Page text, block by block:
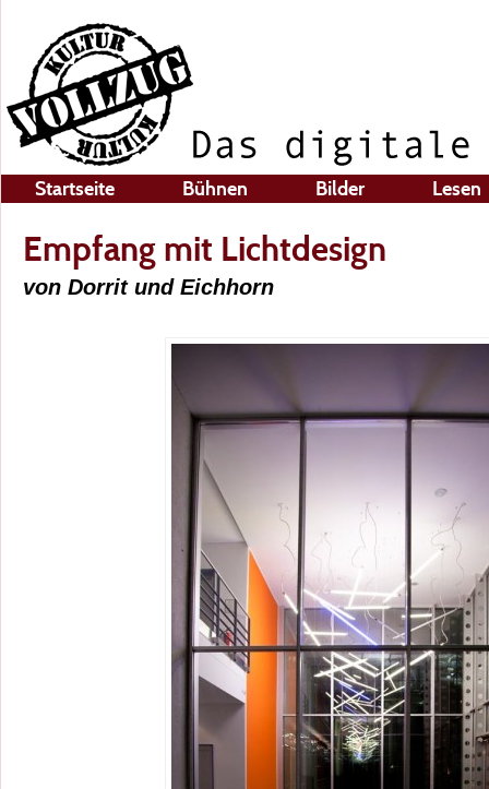
Startseite Bühnen Bilder Lesen
Empfang mit Lichtdesign
von Dorrit und Eichhorn